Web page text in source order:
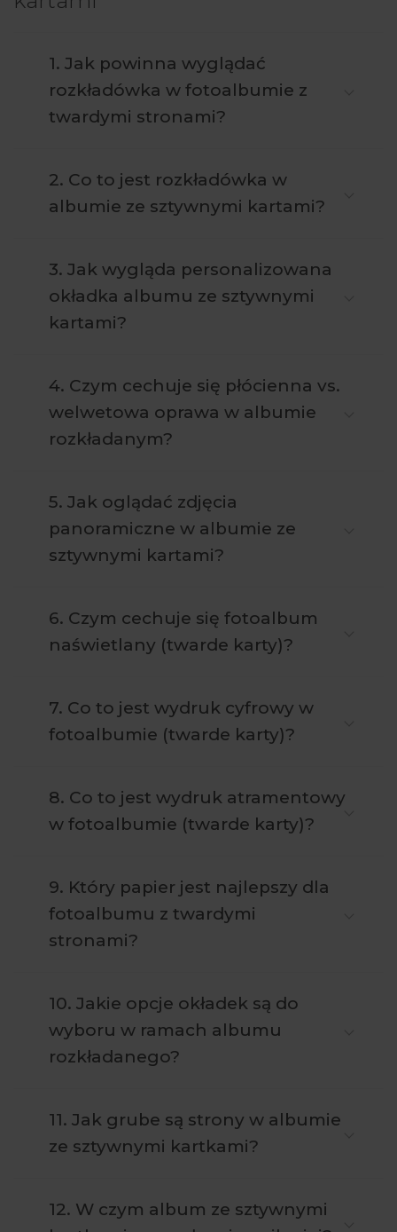
1. Jak powinna wyglądać
rozkładówka w fotoalbumie z
twardymi stronami?
2. Co to jest rozkładówka w
albumie ze sztywnymi kartami?
3. Jak wygląda personalizowana
okładka albumu ze sztywnymi
kartami?
4. Czym cechuje się płócienna vs.
welwetowa oprawa w albumie
rozkładanym?
5. Jak oglądać zdjęcia
panoramiczne w albumie ze
sztywnymi kartami?
6. Czym cechuje się fotoalbum
naświetlany (twarde karty)?
7. Co to jest wydruk cyfrowy w
fotoalbumie (twarde karty)?
8. Co to jest wydruk atramentowy
w fotoalbumie (twarde karty)?
9. Który papier jest najlepszy dla
fotoalbumu z twardymi
stronami?
10. Jakie opcje okładek są do
wyboru w ramach albumu
rozkładanego?
11. Jak grube są strony w albumie
ze sztywnymi kartkami?
12. W czym album ze sztywnymi